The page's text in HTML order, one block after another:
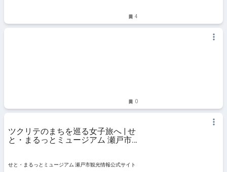
4
0
ツクリテのまちを巡る女子旅へ | せ
と・まるっとミュージアム 瀬戸市
せと・まるっとミュージアム 瀬戸市観光情報公式サイト